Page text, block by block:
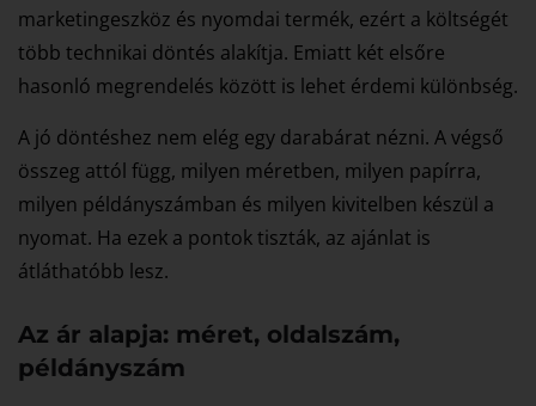
marketingeszköz és nyomdai termék, ezért a költségét
több technikai döntés alakítja. Emiatt két elsőre
hasonló megrendelés között is lehet érdemi különbség.
A jó döntéshez nem elég egy darabárat nézni. A végső
összeg attól függ, milyen méretben, milyen papírra,
milyen példányszámban és milyen kivitelben készül a
nyomat. Ha ezek a pontok tiszták, az ajánlat is
átláthatóbb lesz.
Az ár alapja: méret, oldalszám,
példányszám